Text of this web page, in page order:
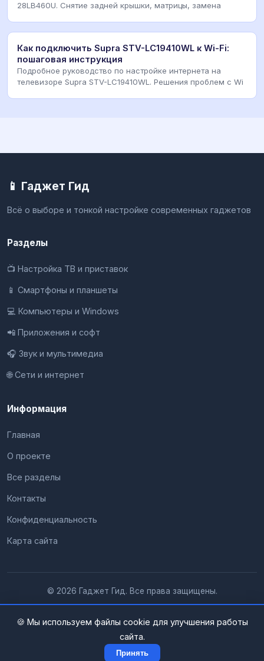
28LB460U. Снятие задней крышки, матрицы, замена
Как подключить Supra STV-LC19410WL к Wi-Fi:
пошаговая инструкция
Подробное руководство по настройке интернета на
телевизоре Supra STV-LC19410WL. Решения проблем с Wi
📱 Гаджет Гид
Всё о выборе и тонкой настройке современных гаджетов
Разделы
📺 Настройка ТВ и приставок
📱 Смартфоны и планшеты
💻 Компьютеры и Windows
📲 Приложения и софт
🎧 Звук и мультимедиа
🌐 Сети и интернет
Информация
Главная
О проекте
Все разделы
Контакты
Конфиденциальность
Карта сайта
© 2026 Гаджет Гид. Все права защищены.
🍪 Мы используем файлы cookie для улучшения работы
сайта.
Принять